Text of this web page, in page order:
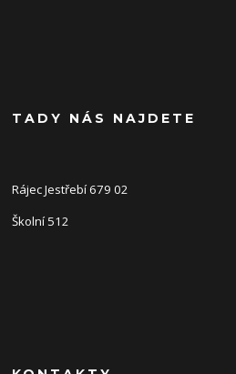
TADY NÁS NAJDETE
Rájec Jestřebí 679 02
Školní 512